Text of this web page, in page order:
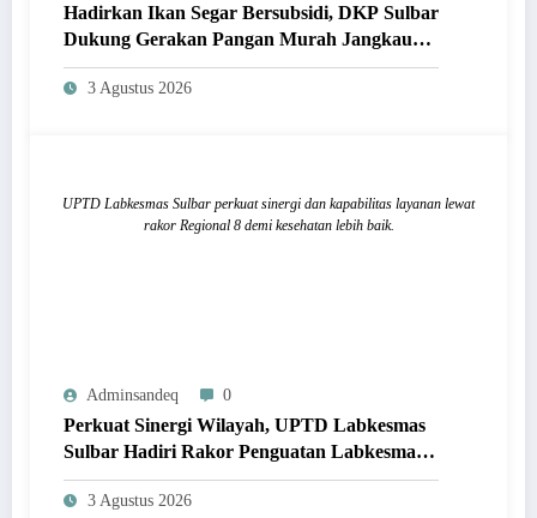
Hadirkan Ikan Segar Bersubsidi, DKP Sulbar
Dukung Gerakan Pangan Murah Jangkau
Masyarakat
3 Agustus 2026
UPTD Labkesmas Sulbar perkuat sinergi dan kapabilitas layanan lewat
rakor Regional 8 demi kesehatan lebih baik.
Adminsandeq 0
Perkuat Sinergi Wilayah, UPTD Labkesmas
Sulbar Hadiri Rakor Penguatan Labkesmas
Regional 8 di Makassar
3 Agustus 2026